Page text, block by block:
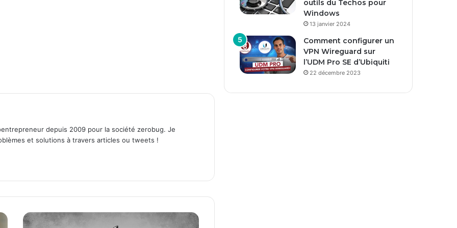
depuis 2009 pour la société zerobug. Je
et solutions à travers articles ou tweets !
L
outils du Techos pour
Windows
13 janvier 2024
Comment configurer un
VPN Wireguard sur
l’UDM Pro SE d’Ubiquiti
22 décembre 2023